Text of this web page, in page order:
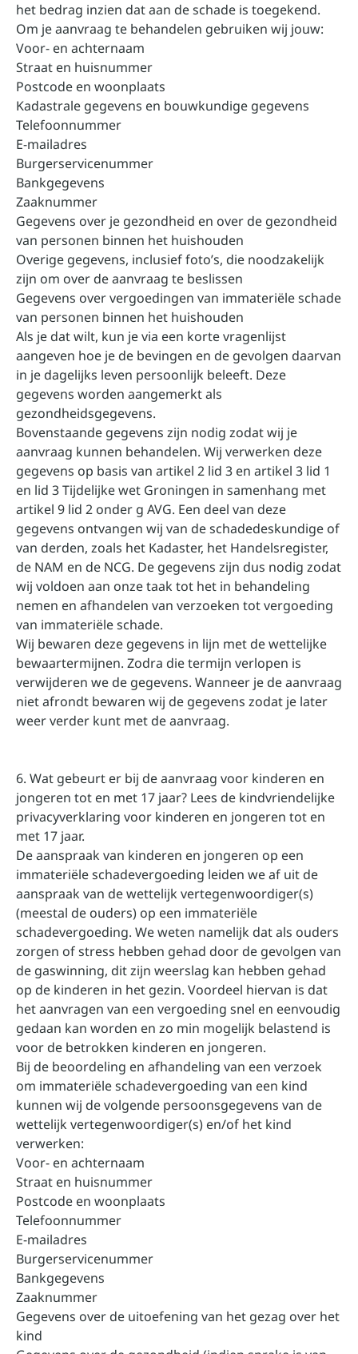
het bedrag inzien dat aan de schade is toegekend.
Om je aanvraag te behandelen gebruiken wij jouw:
Voor- en achternaam
Straat en huisnummer
Postcode en woonplaats
Kadastrale gegevens en bouwkundige gegevens
Telefoonnummer
E-mailadres
Burgerservicenummer
Bankgegevens
Zaaknummer
Gegevens over je gezondheid en over de gezondheid
van personen binnen het huishouden
Overige gegevens, inclusief foto’s, die noodzakelijk
zijn om over de aanvraag te beslissen
Gegevens over vergoedingen van immateriële schade
van personen binnen het huishouden
Als je dat wilt, kun je via een korte vragenlijst
aangeven hoe je de bevingen en de gevolgen daarvan
in je dagelijks leven persoonlijk beleeft. Deze
gegevens worden aangemerkt als
gezondheidsgegevens.
Bovenstaande gegevens zijn nodig zodat wij je
aanvraag kunnen behandelen. Wij verwerken deze
gegevens op basis van artikel 2 lid 3 en artikel 3 lid 1
en lid 3 Tijdelijke wet Groningen in samenhang met
artikel 9 lid 2 onder g AVG. Een deel van deze
gegevens ontvangen wij van de schadedeskundige of
van derden, zoals het Kadaster, het Handelsregister,
de NAM en de NCG. De gegevens zijn dus nodig zodat
wij voldoen aan onze taak tot het in behandeling
nemen en afhandelen van verzoeken tot vergoeding
van immateriële schade.
Wij bewaren deze gegevens in lijn met de wettelijke
bewaartermijnen. Zodra die termijn verlopen is
verwijderen we de gegevens. Wanneer je de aanvraag
niet afrondt bewaren wij de gegevens zodat je later
weer verder kunt met de aanvraag.
6. Wat gebeurt er bij de aanvraag voor kinderen en
jongeren tot en met 17 jaar? Lees de kindvriendelijke
privacyverklaring voor kinderen en jongeren tot en
met 17 jaar.
De aanspraak van kinderen en jongeren op een
immateriële schadevergoeding leiden we af uit de
aanspraak van de wettelijk vertegenwoordiger(s)
(meestal de ouders) op een immateriële
schadevergoeding. We weten namelijk dat als ouders
zorgen of stress hebben gehad door de gevolgen van
de gaswinning, dit zijn weerslag kan hebben gehad
op de kinderen in het gezin. Voordeel hiervan is dat
het aanvragen van een vergoeding snel en eenvoudig
gedaan kan worden en zo min mogelijk belastend is
voor de betrokken kinderen en jongeren.
Bij de beoordeling en afhandeling van een verzoek
om immateriële schadevergoeding van een kind
kunnen wij de volgende persoonsgegevens van de
wettelijk vertegenwoordiger(s) en/of het kind
verwerken:
Voor- en achternaam
Straat en huisnummer
Postcode en woonplaats
Telefoonnummer
E-mailadres
Burgerservicenummer
Bankgegevens
Zaaknummer
Gegevens over de uitoefening van het gezag over het
kind